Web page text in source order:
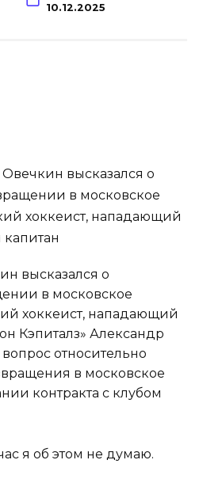
10.12.2025
высказался о
в московское
хоккеист, нападающий
Кэпиталз» Александр
относительно
в московское
контракта с клубом
я об этом не думаю.